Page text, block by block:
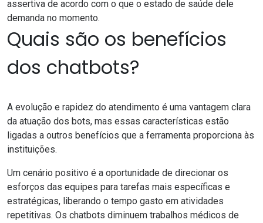
assertiva de acordo com o que o estado de saúde dele
demanda no momento.
Quais são os benefícios
dos chatbots?
A evolução e rapidez do atendimento é uma vantagem clara
da atuação dos bots, mas essas características estão
ligadas a outros benefícios que a ferramenta proporciona às
instituições.
Um cenário positivo é a oportunidade de direcionar os
esforços das equipes para tarefas mais específicas e
estratégicas, liberando o tempo gasto em atividades
repetitivas. Os chatbots diminuem trabalhos médicos de